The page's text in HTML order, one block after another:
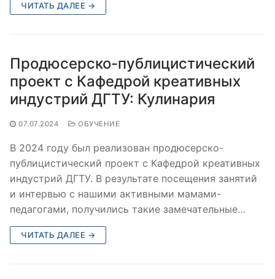
ЧИТАТЬ ДАЛЕЕ →
Продюсерско-публицистический
проект с Кафедрой креативных
индустрий ДГТУ: Кулинария
07.07.2024 ОБУЧЕНИЕ
В 2024 году был реализован продюсерско-
публицистический проект с Кафедрой креативных
индустрий ДГТУ. В результате посещения занятий
и интервью с нашими активными мамами-
педагогами, получились такие замечательные…
ЧИТАТЬ ДАЛЕЕ →